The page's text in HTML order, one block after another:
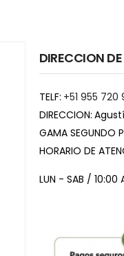
DIRECCION
TELF: +51 955 720
DIRECCION:
GAMA SEGUNDO
HORARIO DE
LUN - SAB / 10:00